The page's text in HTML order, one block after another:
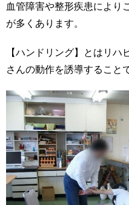
血管障害や整形疾患により
が多くあります。
【ハンドリング】とはリ
さんの動作を誘導すること